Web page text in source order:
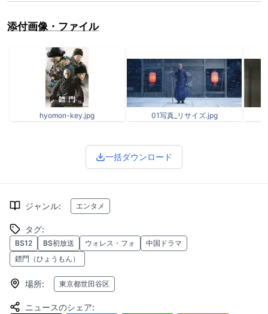
添付画像・ファイル
hyomon-key.jpg 01写真_リサイズ.jpg
一括ダウンロード
ジャンル: エンタメ
タグ:
BS12 BS初放送 ウォレス・フォ
中国ドラマ
鏢門（ひょうもん）
場所: 東京都世田谷区
ニュースのシェア: